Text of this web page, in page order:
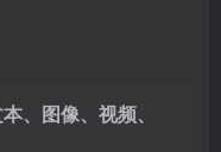
、图像、视频、